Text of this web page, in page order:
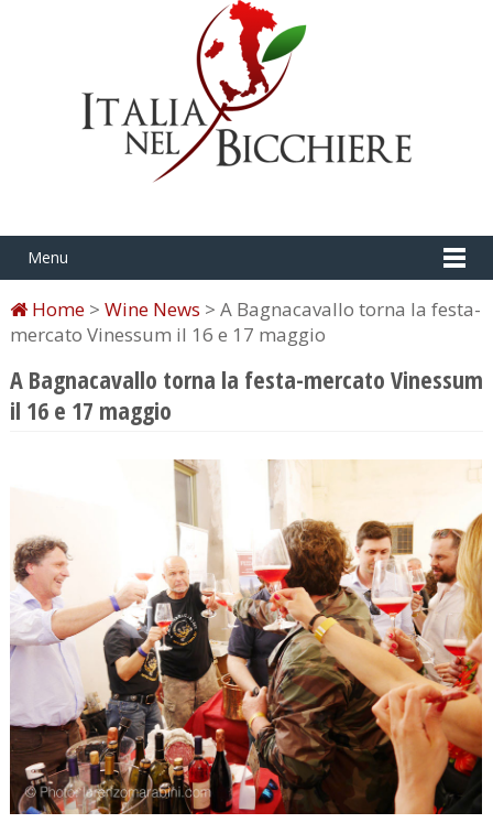
Menu
Home> Wine News > A Bagnacavallo torna la festa-
mercato Vinessum il 16 e 17 maggio
A Bagnacavallo torna la festa-mercato Vinessum
il 16 e 17 maggio